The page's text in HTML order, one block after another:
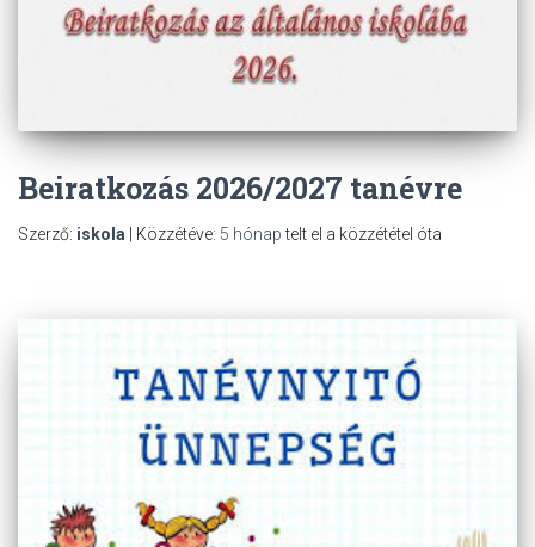
Beiratkozás 2026/2027 tanévre
Szerző: iskola | Közzétéve: 5 hónaptelt el a közzététel óta